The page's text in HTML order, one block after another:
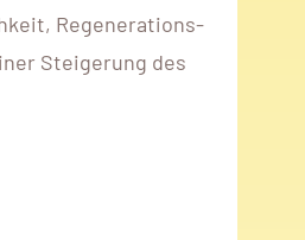
Regenerations-
Steigerung des